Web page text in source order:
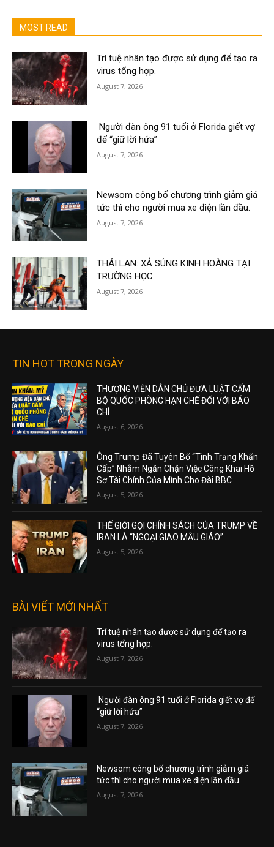
MOST READ
Trí tuệ nhân tạo được sử dụng để tạo ra
virus tổng hợp.
August 7, 2026
Người đàn ông 91 tuổi ở Florida giết vợ
để “giữ lời hứa”
August 7, 2026
Newsom công bố chương trình giảm giá
tức thì cho người mua xe điện lần đầu.
August 7, 2026
THÁI LAN: XẢ SÚNG KINH HOÀNG TẠI
TRƯỜNG HỌC
August 7, 2026
TIN HOT TRONG NGÀY
THƯỢNG VIỆN DÂN CHỦ ĐƯA LUẬT CẤM
BỘ QUỐC PHÒNG HẠN CHẾ ĐỐI VỚI BÁO
CHÍ
August 6, 2026
Ông Trump Đã Tuyên Bố “Tình Trạng Khẩn
Cấp” Nhằm Ngăn Chặn Việc Công Khai Hồ
Sơ Tài Chính Của Mình Cho Đài BBC
August 5, 2026
THẾ GIỚI GỌI CHÍNH SÁCH CỦA TRUMP VỀ
IRAN LÀ “NGOẠI GIAO MẪU GIÁO”
August 5, 2026
BÀI VIẾT MỚI NHẤT
Trí tuệ nhân tạo được sử dụng để tạo ra
virus tổng hợp.
August 7, 2026
Người đàn ông 91 tuổi ở Florida giết vợ để
“giữ lời hứa”
August 7, 2026
Newsom công bố chương trình giảm giá
tức thì cho người mua xe điện lần đầu.
August 7, 2026